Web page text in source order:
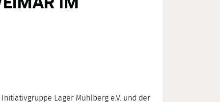
Lager Mühlberg e.V. und der